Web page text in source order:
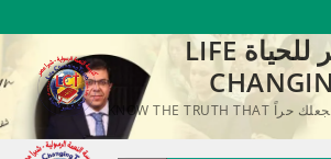
الحق المغير للحياة LIFE
اعرف الحقيقة التي تجعلك حراً KNOW THE TRUTH THAT